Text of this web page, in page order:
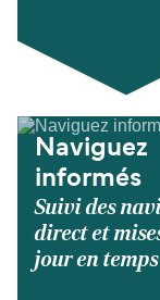
Naviguez
informés
Suivi des
direct et
jour en